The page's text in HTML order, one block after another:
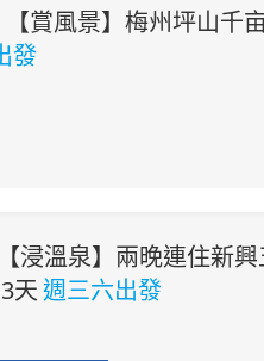
【賞風景】梅州坪山千
發
【浸溫泉】兩晚連住新
天週三六出發